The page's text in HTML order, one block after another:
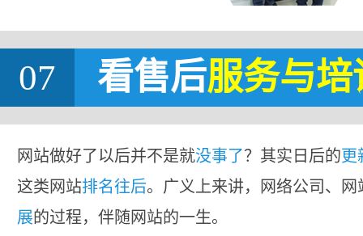
07 看售后服务与培
网站做好了以后并不是就没事了？其实日后的更
这类网站排名往后。广义上来讲，网络公司、
展的过程，伴随网站的一生。